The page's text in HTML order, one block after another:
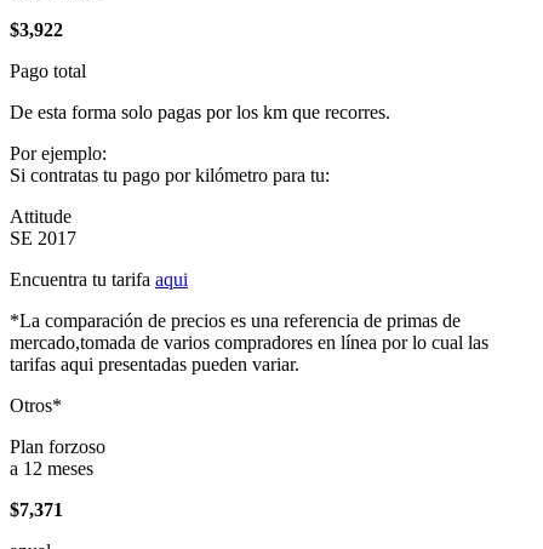
$3,922
Pago total
De esta forma solo pagas por los km que recorres.
Por ejemplo:
Si contratas tu pago por kilómetro para tu:
Attitude
SE 2017
Encuentra tu tarifa aqui
*La comparación de precios es una referencia de primas de
mercado,tomada de varios compradores en línea por lo cual las
tarifas aqui presentadas pueden variar.
Otros*
Plan forzoso
a 12 meses
$7,371